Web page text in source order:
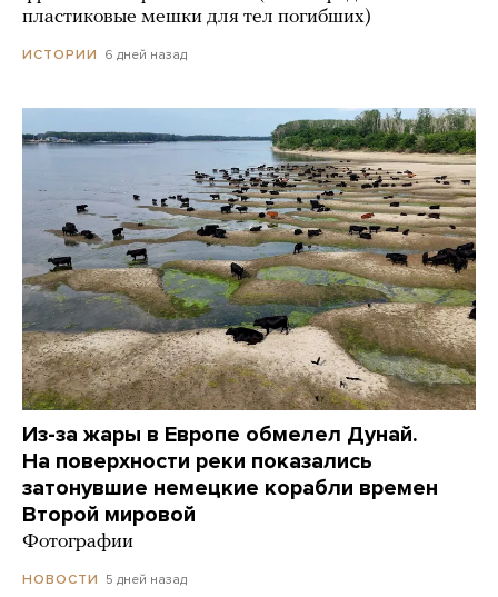
пластиковые мешки для тел погибших)
ИСТОРИИ 6 дней назад
Из-за жары в Европе обмелел Дунай.
На поверхности реки показались
затонувшие немецкие корабли времен
Второй мировой
Фотографии
НОВОСТИ 5 дней назад